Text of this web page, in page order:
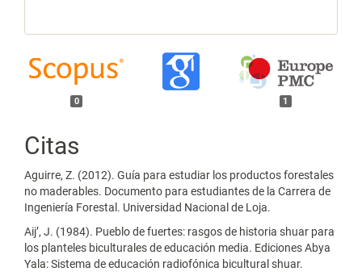
0 1
Citas
Aguirre, Z. (2012). Guía para estudiar los productos forestales
no maderables. Documento para estudiantes de la Carrera de
Ingeniería Forestal. Universidad Nacional de Loja.
Aijʼ, J. (1984). Pueblo de fuertes: rasgos de historia shuar para
los planteles biculturales de educación media. Ediciones Abya
Yala: Sistema de educación radiofónica bicultural shuar.